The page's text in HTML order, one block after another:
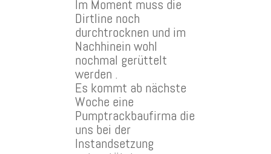
Im Moment muss die
Dirtline noch
durchtrocknen und im
Nachhinein wohl
nochmal gerüttelt
werden .
Es kommt ab nächste
Woche eine
Pumptrackbaufirma die
uns bei der
Instandsetzung